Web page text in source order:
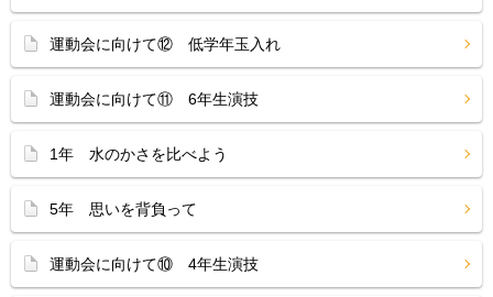
運動会に向けて⑫ 低学年玉入れ
運動会に向けて⑪ 6年生演技
1年 水のかさを比べよう
5年 思いを背負って
運動会に向けて⑩ 4年生演技